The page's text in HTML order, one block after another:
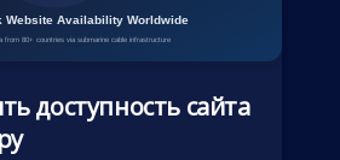
доступность сайта